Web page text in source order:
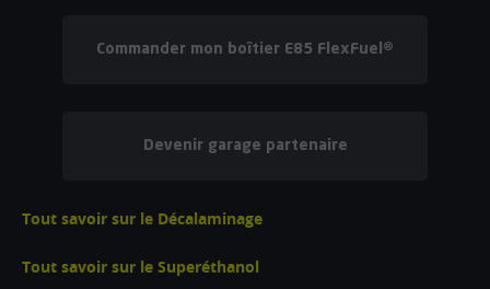
Commander mon boîtier E85 FlexFuel®
Devenir garage partenaire
Tout savoir sur le Décalaminage
Tout savoir sur le Superéthanol